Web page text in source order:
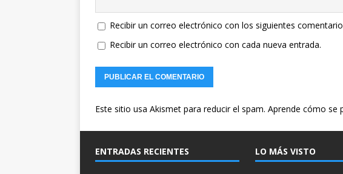
Recibir un correo electrónico con los siguientes
Recibir un correo electrónico con cada nueva entrada.
Este sitio usa Akismet para reducir el spam. Aprende cómo se
ENTRADAS RECIENTES LO MÁS VISTO